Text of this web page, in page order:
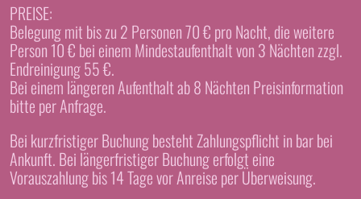
PREISE:
Belegung mit bis zu 2 Personen 70 € pro Nacht, die weitere
Person 10 € bei einem Mindestaufenthalt von 3 Nächten zzgl.
Endreinigung 55 €.
Bei einem längeren Aufenthalt ab 8 Nächten Preisinformation
bitte per Anfrage.
Bei kurzfristiger Buchung besteht Zahlungspflicht in bar bei
Ankunft. Bei längerfristiger Buchung erfolgt eine
Vorauszahlung bis 14 Tage vor Anreise per Überweisung.